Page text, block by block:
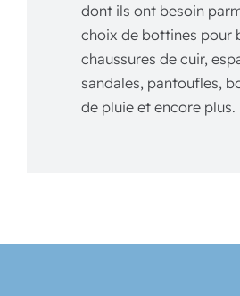
dont ils ont besoin
choix de bottines pour
chaussures de cuir,
sandales, pantoufles,
de pluie et encore plus.